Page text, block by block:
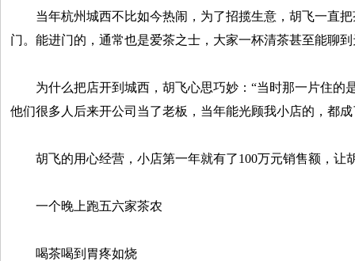
当年杭州城西不比如今热闹，为了招揽生意，胡飞一直把
门。能进门的，通常也是爱茶之士，大家一杯清茶甚至能聊
为什么把店开到城西，胡飞心思巧妙：“当时那一片住的
他们很多人后来开公司当了老板，当年能光顾我小店的，都
胡飞的用心经营，小店第一年就有了100万元销售额，让
一个晚上跑五六家茶农
喝茶喝到胃疼如烧